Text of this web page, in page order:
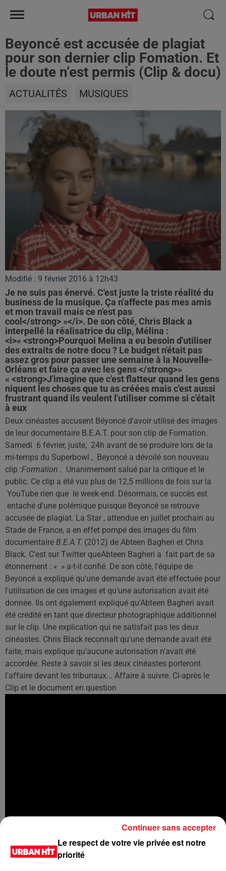
Beyoncé est accusée de plagiat
pour son dernier clip Fomation. Et
le doute n'est permis (Clip & docu)
ACTUALITÉS MUSIQUES
Modifié : 9 février 2016 à 12h43
Je ne suis pas énervé. C'est juste la triste réalité du
business de la musique. Ça n'affecte pas mes amis
et mon travail mais ce n'est pas
cool</strong> »</i>. De son côté, Chris Black a
interpellé la réalisatrice du clip, Mélina :
<i>« <strong>Pourquoi Melina a eu besoin d'utiliser
des extraits de notre docu ? Le budget n'était pas
assez gros pour passer une semaine à la Nouvelle-
Orléans et faire ça avec les gens </strong>»
« <strong>J'imagine que c'est flatteur quand les gens
niquent les choses que tu as créées mais c'est aussi
frustrant quand ils veulent l'utiliser comme si c'était
à eux
Deux cinéastes accusent Béyoncé d'avoir utilisé des images
de leur documentaire B.E.A.T. pour son clip de Formation.
Samedi 6 février, juste, 24h avant de se produire lors de la
mi-temps du Superbowl , Beyoncé a dévoilé son nouveau
clip :Formation . Unanimement salué par la critique et le
public. Ce clip a été vus plus de 12,5 millions de fois sur la
YouTube rien que le week-end. Désormais, ce succès est
entaché d'une polémique puisque Beyoncé se retrouve
accusée de plagiat. La Star , attendue en juillet prochain au
Stade de France, a en effet pompé des images du film
documentaire B.E.A.T. (2012) de Abteen Bagheri et Chris
Black. C'est sur Twitter queAbteen Bagheri a fait part de sa
étonnement : « » a-t-il confié. De son côté, l'équipe de
Beyoncé a expliqué qu'une demande avait été effectuée pour
l'utilisation de ces images et qu'une autorisation avait été
donnée. Ils ont également expliqué qu'Abteen Bagheri avait
été crédité en tant que directeur photographique additionnel
sur le clip. Une explication qui ne satisfait pas les deux
cinéastes. Chris Black reconnaît qu'une demande avait été
faite, mais explique qu'aucune autorisation n'avait été
accordée. Reste à savoir si les deux cinéastes porteront
l'affaire devant les tribunaux... Affaire à suivre. Ci-après le
Clip et le document en question
Le respect de votre vie privée est notre
priorité
Continuer sans accepter